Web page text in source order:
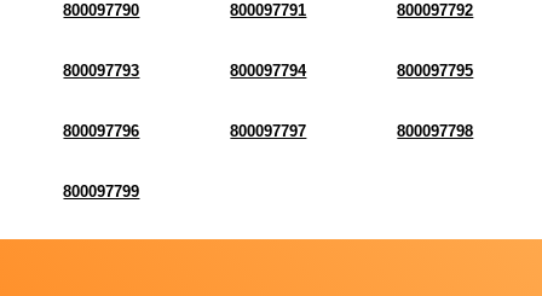
800097790 800097791 800097792
800097793 800097794 800097795
800097796 800097797 800097798
800097799